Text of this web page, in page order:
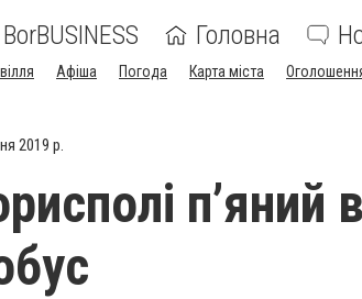
BorBUSINESS Головна
Афіша Погода Карта міста
2019 р.
п’яний